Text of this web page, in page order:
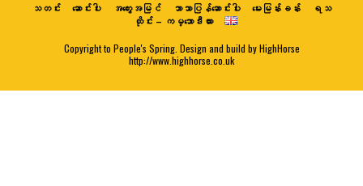
သတင်း ဆောင်းပါး အတွေးအမြင် ဘာသာပြန်ဆောင်းပါး မေးမြန်းခန်း
ရသ
ထိုင်း – ကမ္ဘောဒီးယား
Copyright to People's Spring. Design and build by HighHorse
http://www.highhorse.co.uk